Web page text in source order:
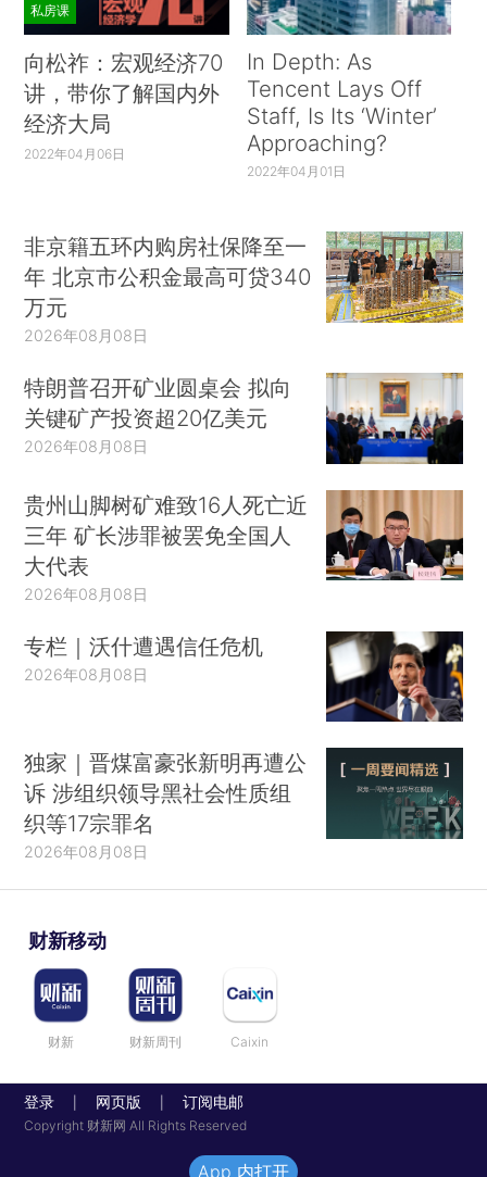
私房课
向松祚：宏观经济70
讲，带你了解国内外
经济大局
2022年04月06日
In Depth: As
Tencent Lays Off
Staff, Is Its ‘Winter’
Approaching?
2022年04月01日
非京籍五环内购房社保降至一
年 北京市公积金最高可贷340
万元
2026年08月08日
特朗普召开矿业圆桌会 拟向
关键矿产投资超20亿美元
2026年08月08日
贵州山脚树矿难致16人死亡近
三年 矿长涉罪被罢免全国人
大代表
2026年08月08日
专栏｜沃什遭遇信任危机
2026年08月08日
独家｜晋煤富豪张新明再遭公
诉 涉组织领导黑社会性质组
织等17宗罪名
2026年08月08日
财新移动
财新 财新周刊 Caixin
登录 网页版 订阅电邮
Copyright 财新网 All Rights Reserved
App 内打开